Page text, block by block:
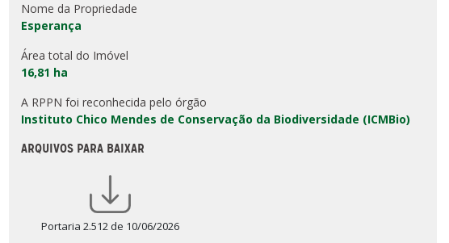
Nome da Propriedade
Esperança
Área total do Imóvel
16,81 ha
A RPPN foi reconhecida pelo órgão
Instituto Chico Mendes de Conservação da Biodiversidade (ICMBio)
ARQUIVOS PARA BAIXAR
Portaria 2.512 de 10/06/2026